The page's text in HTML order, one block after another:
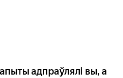
адпраўлялі вы, а